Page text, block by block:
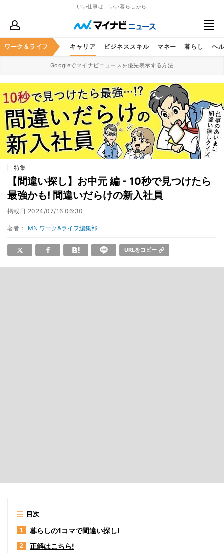
いい仕事は、いい暮らしから
ワーク＆ライフ キャリア ビジネススキル マネー 暮らし ヘ
Googleでマイナビニュースを優先表示する方法
特集
【間違い探し】お中元 編 - 10秒で見つけたら
最強かも! 間違いだらけの新入社員
掲載日 2024/07/16 06:30
著者： MN ワーク&ライフ編集部
URLをコピー
目次
1 暮らしの1コマで間違い探し!
2 正解はこちら!